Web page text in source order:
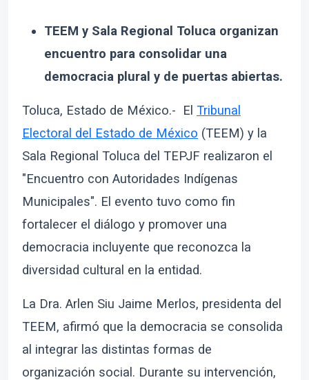
TEEM y Sala Regional Toluca organizan
encuentro para consolidar una
democracia plural y de puertas abiertas.
Toluca, Estado de México.- El Tribunal
Electoral del Estado de México (TEEM) y la
Sala Regional Toluca del TEPJF realizaron el
"Encuentro con Autoridades Indígenas
Municipales". El evento tuvo como fin
fortalecer el diálogo y promover una
democracia incluyente que reconozca la
diversidad cultural en la entidad.
La Dra. Arlen Siu Jaime Merlos, presidenta del
TEEM, afirmó que la democracia se consolida
al integrar las distintas formas de
organización social. Durante su intervención,